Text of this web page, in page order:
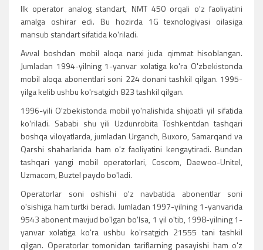
Ilk operator analog standart, NMT 450 orqali o'z faoliyatini
amalga oshirar edi. Bu hozirda 1G texnologiyasi oilasiga
mansub standart sifatida ko'riladi.
Avval boshdan mobil aloqa narxi juda qimmat hisoblangan.
Jumladan 1994-yilning 1-yanvar xolatiga ko'ra O'zbekistonda
mobil aloqa abonentlari soni 224 donani tashkil qilgan. 1995-
yilga kelib ushbu ko'rsatgich 823 tashkil qilgan.
1996-yili O'zbekistonda mobil yo'nalishida shijoatli yil sifatida
ko'riladi. Sababi shu yili Uzdunrobita Toshkentdan tashqari
boshqa viloyatlarda, jumladan Urganch, Buxoro, Samarqand va
Qarshi shaharlarida ham o'z faoliyatini kengaytiradi. Bundan
tashqari yangi mobil operatorlari, Coscom, Daewoo-Unitel,
Uzmacom, Buztel paydo bo'ladi.
Operatorlar soni oshishi o'z navbatida abonentlar soni
o'sishiga ham turtki beradi. Jumladan 1997-yilning 1-yanvarida
9543 abonent mavjud bo'lgan bo'lsa, 1 yil o'tib, 1998-yilning 1-
yanvar xolatiga ko'ra ushbu ko'rsatgich 21555 tani tashkil
qilgan. Operatorlar tomonidan tariflarning pasayishi ham o'z